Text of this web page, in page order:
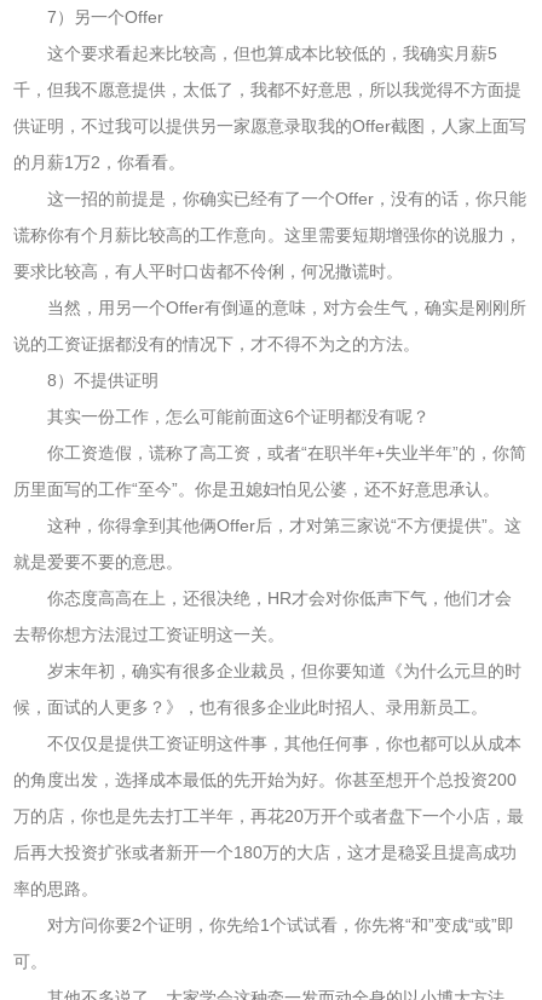
7）另一个Offer
这个要求看起来比较高，但也算成本比较低的，我确实月薪5
千，但我不愿意提供，太低了，我都不好意思，所以我觉得不方面提
供证明，不过我可以提供另一家愿意录取我的Offer截图，人家上面写
的月薪1万2，你看看。
这一招的前提是，你确实已经有了一个Offer，没有的话，你只能
谎称你有个月薪比较高的工作意向。这里需要短期增强你的说服力，
要求比较高，有人平时口齿都不伶俐，何况撒谎时。
当然，用另一个Offer有倒逼的意味，对方会生气，确实是刚刚所
说的工资证据都没有的情况下，才不得不为之的方法。
8）不提供证明
其实一份工作，怎么可能前面这6个证明都没有呢？
你工资造假，谎称了高工资，或者“在职半年+失业半年”的，你简
历里面写的工作“至今”。你是丑媳妇怕见公婆，还不好意思承认。
这种，你得拿到其他俩Offer后，才对第三家说“不方便提供”。这
就是爱要不要的意思。
你态度高高在上，还很决绝，HR才会对你低声下气，他们才会
去帮你想方法混过工资证明这一关。
岁末年初，确实有很多企业裁员，但你要知道《为什么元旦的时
候，面试的人更多？》，也有很多企业此时招人、录用新员工。
不仅仅是提供工资证明这件事，其他任何事，你也都可以从成本
的角度出发，选择成本最低的先开始为好。你甚至想开个总投资200
万的店，你也是先去打工半年，再花20万开个或者盘下一个小店，最
后再大投资扩张或者新开一个180万的大店，这才是稳妥且提高成功
率的思路。
对方问你要2个证明，你先给1个试试看，你先将“和”变成“或”即
可。